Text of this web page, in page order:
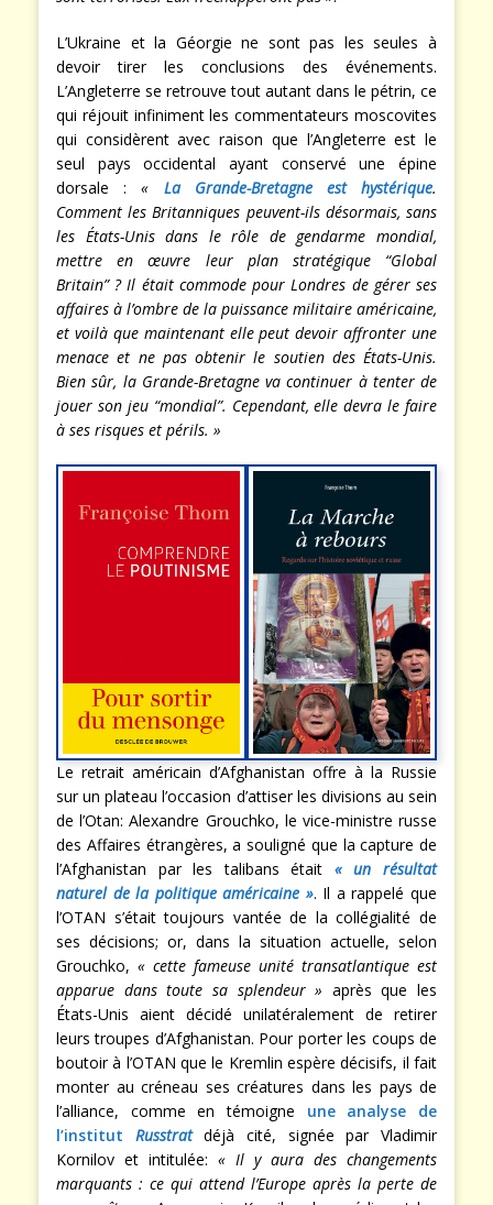
L’Ukraine et la Géorgie ne sont pas les seules à
devoir tirer les conclusions des événements.
L’Angleterre se retrouve tout autant dans le pétrin, ce
qui réjouit infiniment les commentateurs moscovites
qui considèrent avec raison que l’Angleterre est le
seul pays occidental ayant conservé une épine
dorsale :« La Grande-Bretagne est hystérique.
Comment les Britanniques peuvent-ils désormais, sans
les États-Unis dans le rôle de gendarme mondial,
mettre en œuvre leur plan stratégique “Global
Britain” ? Il était commode pour Londres de gérer ses
affaires à l’ombre de la puissance militaire américaine,
et voilà que maintenant elle peut devoir affronter une
menace et ne pas obtenir le soutien des États-Unis.
Bien sûr, la Grande-Bretagne va continuer à tenter de
jouer son jeu “mondial”. Cependant, elle devra le faire
à ses risques et périls. »
Le retrait américain d’Afghanistan offre à la Russie
sur un plateau l’occasion d’attiser les divisions au sein
de l’Otan: Alexandre Grouchko, le vice-ministre russe
des Affaires étrangères, a souligné que la capture de
l’Afghanistan par les talibans était « un résultat
naturel de la politique américaine ». Il a rappelé que
l’OTAN s’était toujours vantée de la collégialité de
ses décisions; or, dans la situation actuelle, selon
Grouchko, « cette fameuse unité transatlantique est
apparue dans toute sa splendeur » après que les
États-Unis aient décidé unilatéralement de retirer
leurs troupes d’Afghanistan. Pour porter les coups de
boutoir à l’OTAN que le Kremlin espère décisifs, il fait
monter au créneau ses créatures dans les pays de
l’alliance, comme en témoigne une analyse de
l’institut Russtratdéjà cité, signée par Vladimir
Kornilov et intitulée: « Il y aura des changements
marquants : ce qui attend l’Europe après la perte de